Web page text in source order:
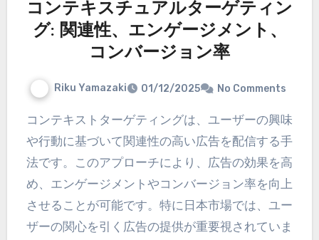
コンテキスチュアルターゲティン
グ: 関連性、エンゲージメント、
コンバージョン率
Riku Yamazaki 01/12/2025 No Comments
コンテキストターゲティングは、ユーザーの興味
や行動に基づいて関連性の高い広告を配信する手
法です。このアプローチにより、広告の効果を高
め、エンゲージメントやコンバージョン率を向上
させることが可能です。特に日本市場では、ユー
ザーの関心を引く広告の提供が重要視されていま